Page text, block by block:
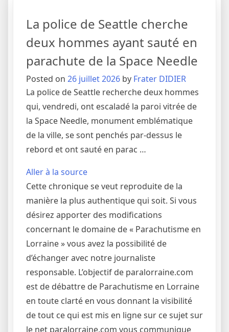
La police de Seattle cherche
deux hommes ayant sauté en
parachute de la Space Needle
Posted on 26 juillet 2026 by Frater DIDIER
La police de Seattle recherche deux hommes
qui, vendredi, ont escaladé la paroi vitrée de
la Space Needle, monument emblématique
de la ville, se sont penchés par-dessus le
rebord et ont sauté en parac …
Aller à la source
Cette chronique se veut reproduite de la
manière la plus authentique qui soit. Si vous
désirez apporter des modifications
concernant le domaine de « Parachutisme en
Lorraine » vous avez la possibilité de
d’échanger avec notre journaliste
responsable. L’objectif de paralorraine.com
est de débattre de Parachutisme en Lorraine
en toute clarté en vous donnant la visibilité
de tout ce qui est mis en ligne sur ce sujet sur
le net paralorraine.com vous communique